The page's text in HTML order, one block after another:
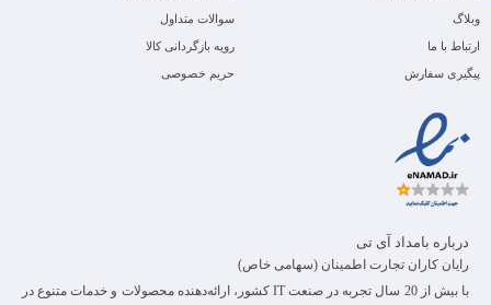
وبلاگ
ارتباط با ما
پیگیری سفارش
سوالات متداول
رویه بازگردانی کالا
حریم خصوصی
درباره بامداد آی تی
رایان کاران تجارت اطمینان (سهامی خاص)
با بیش از 20 سال تجربه در صنعت IT کشور، ارائه‌دهنده محصولات و خدمات متنوع در